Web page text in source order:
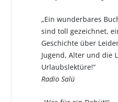
„Ein wunderbares
sind toll gezeichnet,
Geschichte über
Jugend, Alter und die
Urlaubslektüre!“
Radio Salü